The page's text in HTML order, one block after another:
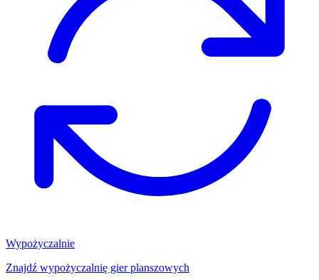
Wypożyczalnie
Znajdź wypożyczalnię gier planszowych